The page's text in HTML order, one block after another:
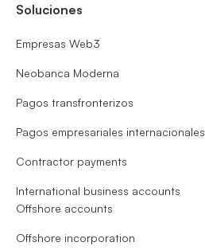
Soluciones
Empresas Web3
Neobanca Moderna
Pagos transfronterizos
Pagos empresariales internacionales
Contractor payments
International business accounts
Offshore accounts
Offshore incorporation